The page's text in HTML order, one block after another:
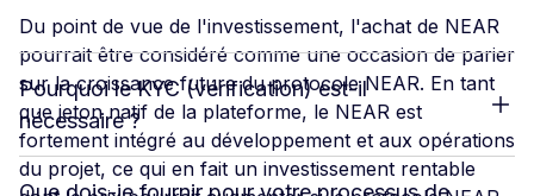
Du point de vue de l'investissement, l'achat de NEAR
pourrait être considéré comme une occasion de parier
sur la croissance future du protocole NEAR. En tant
que jeton natif de la plateforme, le NEAR est
fortement intégré au développement et aux opérations
du projet, ce qui en fait un investissement rentable
Pourquoi le KYC (vérification) est-il
nécessaire ?